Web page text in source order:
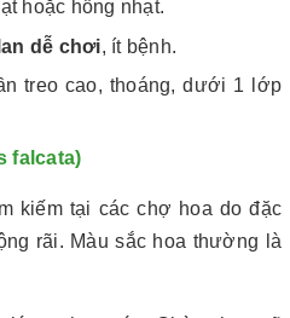
hoặc hồng nhạt.
lan dễ chơi, ít bệnh.
treo cao, thoáng, dưới 1 lớp
falcata)
kiếm tại các chợ hoa do đặc
rãi. Màu sắc hoa thường là